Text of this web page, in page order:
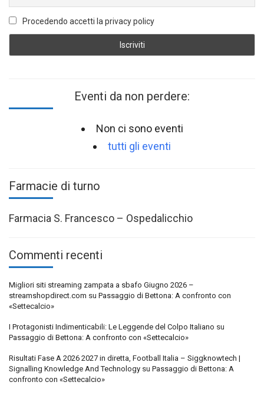
Procedendo accetti la privacy policy
Eventi da non perdere:
Non ci sono eventi
tutti gli eventi
Farmacie di turno
Farmacia S. Francesco – Ospedalicchio
Commenti recenti
Migliori siti streaming zampata a sbafo Giugno 2026 –
streamshopdirect.com su Passaggio di Bettona: A confronto con
«Settecalcio»
I Protagonisti Indimenticabili: Le Leggende del Colpo Italiano su
Passaggio di Bettona: A confronto con «Settecalcio»
Risultati Fase A 2026 2027 in diretta, Football Italia – Siggknowtech |
Signalling Knowledge And Technology su Passaggio di Bettona: A
confronto con «Settecalcio»